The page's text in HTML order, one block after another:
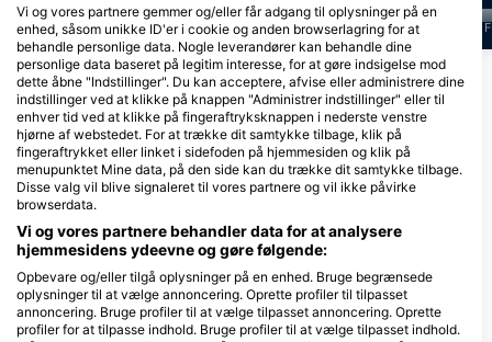
J F M A M J J A S O N D J F M A M J J A S O N D F
Vis flere dyr
Dykkercentre, der betjener dette
dykkersted
DivePoint Rannalhi
Adaaran Club Rannalhi, 20026
South Male Atoll, Maldiverne
Sun Diving Olhuveli
Sun Siyam Olhuveli Maldives, 2005
South Male Atoll, Maldiverne
Vi og vores partnere gemmer og/eller får adgang til oplysninger på en
enhed, såsom unikke ID'er i cookie og anden browserlagring for at
behandle personlige data. Nogle leverandører kan behandle dine
personlige data baseret på legitim interesse, for at gøre indsigelse mod
dette åbne "Indstillinger". Du kan acceptere, afvise eller administrere dine
indstillinger ved at klikke på knappen "Administrer indstillinger" eller til
enhver tid ved at klikke på fingeraftryksknappen i nederste venstre
hjørne af webstedet. For at trække dit samtykke tilbage, klik på
fingeraftrykket eller linket i sidefoden på hjemmesiden og klik på
menupunktet Mine data, på den side kan du trække dit samtykke tilbage.
Disse valg vil blive signaleret til vores partnere og vil ikke påvirke
browserdata.
Vi og vores partnere behandler data for at analysere
hjemmesidens ydeevne og gøre følgende:
Opbevare og/eller tilgå oplysninger på en enhed. Bruge begrænsede
oplysninger til at vælge annoncering. Oprette profiler til tilpasset
annoncering. Bruge profiler til at vælge tilpasset annoncering. Oprette
profiler for at tilpasse indhold. Bruge profiler til at vælge tilpasset indhold.